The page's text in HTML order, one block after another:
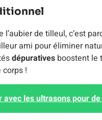
l’aubier de tilleul, c’est
ami pour éliminer
dépuratives boostent le
!
avec les ultrasons pour